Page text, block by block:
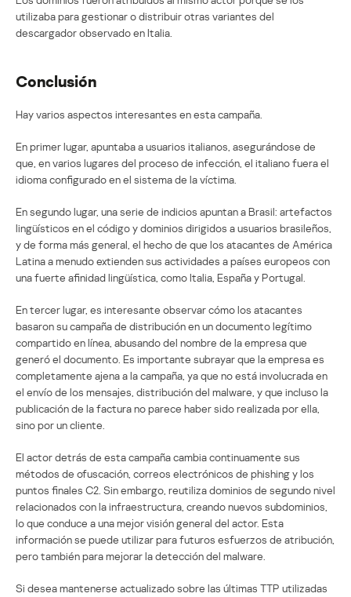
utilizaba para gestionar o distribuir otras variantes del
descargador observado en Italia.
Conclusión
Hay varios aspectos interesantes en esta campaña.
En primer lugar, apuntaba a usuarios italianos, asegurándose de
que, en varios lugares del proceso de infección, el italiano fuera el
idioma configurado en el sistema de la víctima.
En segundo lugar, una serie de indicios apuntan a Brasil: artefactos
lingüísticos en el código y dominios dirigidos a usuarios brasileños,
y de forma más general, el hecho de que los atacantes de América
Latina a menudo extienden sus actividades a países europeos con
una fuerte afinidad lingüística, como Italia, España y Portugal.
En tercer lugar, es interesante observar cómo los atacantes
basaron su campaña de distribución en un documento legítimo
compartido en línea, abusando del nombre de la empresa que
generó el documento. Es importante subrayar que la empresa es
completamente ajena a la campaña, ya que no está involucrada en
el envío de los mensajes, distribución del malware, y que incluso la
publicación de la factura no parece haber sido realizada por ella,
sino por un cliente.
El actor detrás de esta campaña cambia continuamente sus
métodos de ofuscación, correos electrónicos de phishing y los
puntos finales C2. Sin embargo, reutiliza dominios de segundo nivel
relacionados con la infraestructura, creando nuevos subdominios,
lo que conduce a una mejor visión general del actor. Esta
información se puede utilizar para futuros esfuerzos de atribución,
pero también para mejorar la detección del malware.
Si desea mantenerse actualizado sobre las últimas TTP utilizadas